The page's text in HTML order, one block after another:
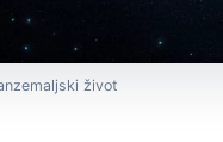
život